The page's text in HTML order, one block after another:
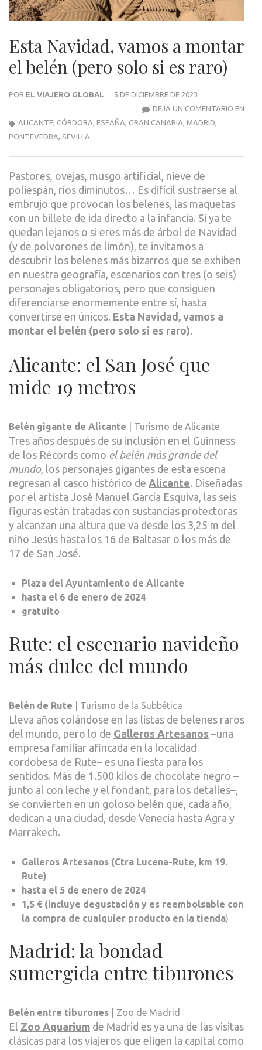
Esta Navidad, vamos a montar
el belén (pero solo si es raro)
POR EL VIAJERO GLOBAL
5 DE DICIEMBRE DE 2023
DEJA UN COMENTARIO EN
ALICANTE, CÓRDOBA, ESPAÑA, GRAN CANARIA, MADRID,
PONTEVEDRA, SEVILLA
Pastores, ovejas, musgo artificial, nieve de
poliespán, ríos diminutos… Es difícil sustraerse al
embrujo que provocan los belenes, las maquetas
con un billete de ida directo a la infancia. Si ya te
quedan lejanos o si eres más de árbol de Navidad
(y de polvorones de limón), te invitamos a
descubrir los belenes más bizarros que se exhiben
en nuestra geografía, escenarios con tres (o seis)
personajes obligatorios, pero que consiguen
diferenciarse enormemente entre sí, hasta
convertirse en únicos. Esta Navidad, vamos a
montar el belén (pero solo si es raro).
Alicante: el San José que
mide 19 metros
Belén gigante de Alicante | Turismo de Alicante
Tres años después de su inclusión en el Guinness
de los Récords como el belén más grande del
mundo, los personajes gigantes de esta escena
regresan al casco histórico de Alicante. Diseñadas
por el artista José Manuel García Esquiva, las seis
figuras están tratadas con sustancias protectoras
y alcanzan una altura que va desde los 3,25 m del
niño Jesús hasta los 16 de Baltasar o los más de
17 de San José.
Plaza del Ayuntamiento de Alicante
hasta el 6 de enero de 2024
gratuito
Rute: el escenario navideño
más dulce del mundo
Belén de Rute | Turismo de la Subbética
Lleva años colándose en las listas de belenes raros
del mundo, pero lo de Galleros Artesanos –una
empresa familiar afincada en la localidad
cordobesa de Rute– es una fiesta para los
sentidos. Más de 1.500 kilos de chocolate negro –
junto al con leche y el fondant, para los detalles–,
se convierten en un goloso belén que, cada año,
dedican a una ciudad, desde Venecia hasta Agra y
Marrakech.
Galleros Artesanos (Ctra Lucena-Rute, km 19.
Rute)
hasta el 5 de enero de 2024
1,5 € (incluye degustación y es reembolsable con
la compra de cualquier producto en la tienda)
Madrid: la bondad
sumergida entre tiburones
Belén entre tiburones | Zoo de Madrid
El Zoo Aquarium de Madrid es ya una de las visitas
clásicas para los viajeros que eligen la capital como